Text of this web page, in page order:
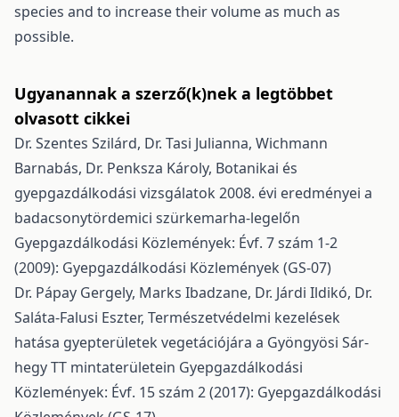
species and to increase their volume as much as
possible.
Ugyanannak a szerző(k)nek a legtöbbet
olvasott cikkei
Dr. Szentes Szilárd, Dr. Tasi Julianna, Wichmann
Barnabás, Dr. Penksza Károly, Botanikai és
gyepgazdálkodási vizsgálatok 2008. évi eredményei a
badacsonytördemici szürkemarha-legelőn
Gyepgazdálkodási Közlemények: Évf. 7 szám 1-2
(2009): Gyepgazdálkodási Közlemények (GS-07)
Dr. Pápay Gergely, Marks Ibadzane, Dr. Járdi Ildikó, Dr.
Saláta-Falusi Eszter, Természetvédelmi kezelések
hatása gyepterületek vegetációjára a Gyöngyösi Sár-
hegy TT mintaterületein Gyepgazdálkodási
Közlemények: Évf. 15 szám 2 (2017): Gyepgazdálkodási